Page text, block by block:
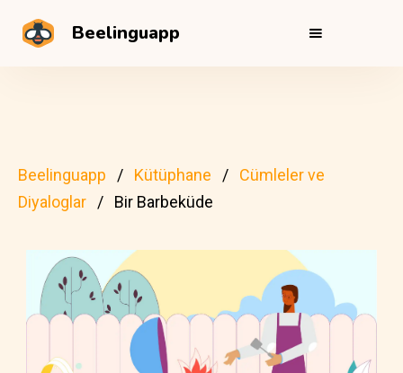
Beelinguapp
Beelinguapp Kütüphane
Cümleler ve
Diyaloglar
Bir Barbeküde